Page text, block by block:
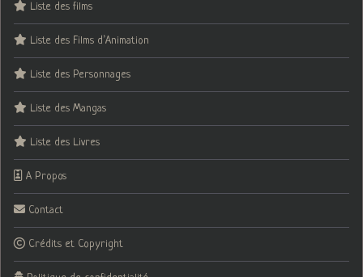
Liste des films
Liste des Films d’Animation
Liste des Personnages
Liste des Mangas
Liste des Livres
A Propos
Contact
Crédits et Copyright